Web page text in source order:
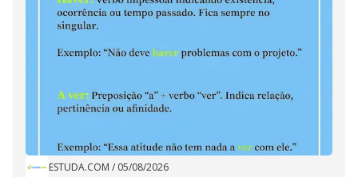
ESTUDA.COM / 05/08/2026